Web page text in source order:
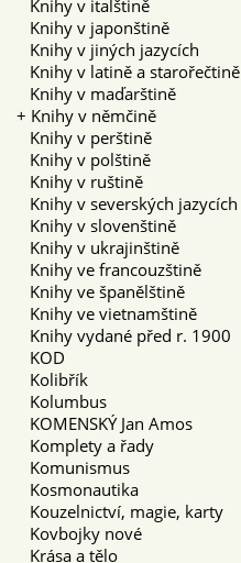
Knihy v italštině
Knihy v japonštině
Knihy v jiných jazycích
Knihy v latině a starořečtině
Knihy v maďarštině
+ Knihy v němčině
Knihy v perštině
Knihy v polštině
Knihy v ruštině
Knihy v severských jazycích
Knihy v slovenštině
Knihy v ukrajinštině
Knihy ve francouzštině
Knihy ve španělštině
Knihy ve vietnamštině
Knihy vydané před r. 1900
KOD
Kolibřík
Kolumbus
KOMENSKÝ Jan Amos
Komplety a řady
Komunismus
Kosmonautika
Kouzelnictví, magie, karty
Kovbojky nové
Krása a tělo